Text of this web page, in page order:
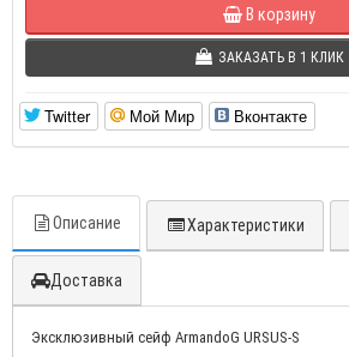
В корзину
ЗАКАЗАТЬ В 1 КЛИК
Twitter Мой Мир Вконтакте
Описание Характеристики
Доставка
Эксклюзивный сейф ArmandoG URSUS-S